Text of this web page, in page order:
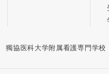
獨協医科大学附属看護専門学校